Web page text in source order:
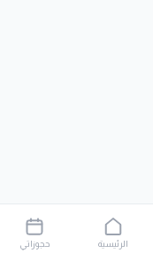
الرئيسية حجوزاتي